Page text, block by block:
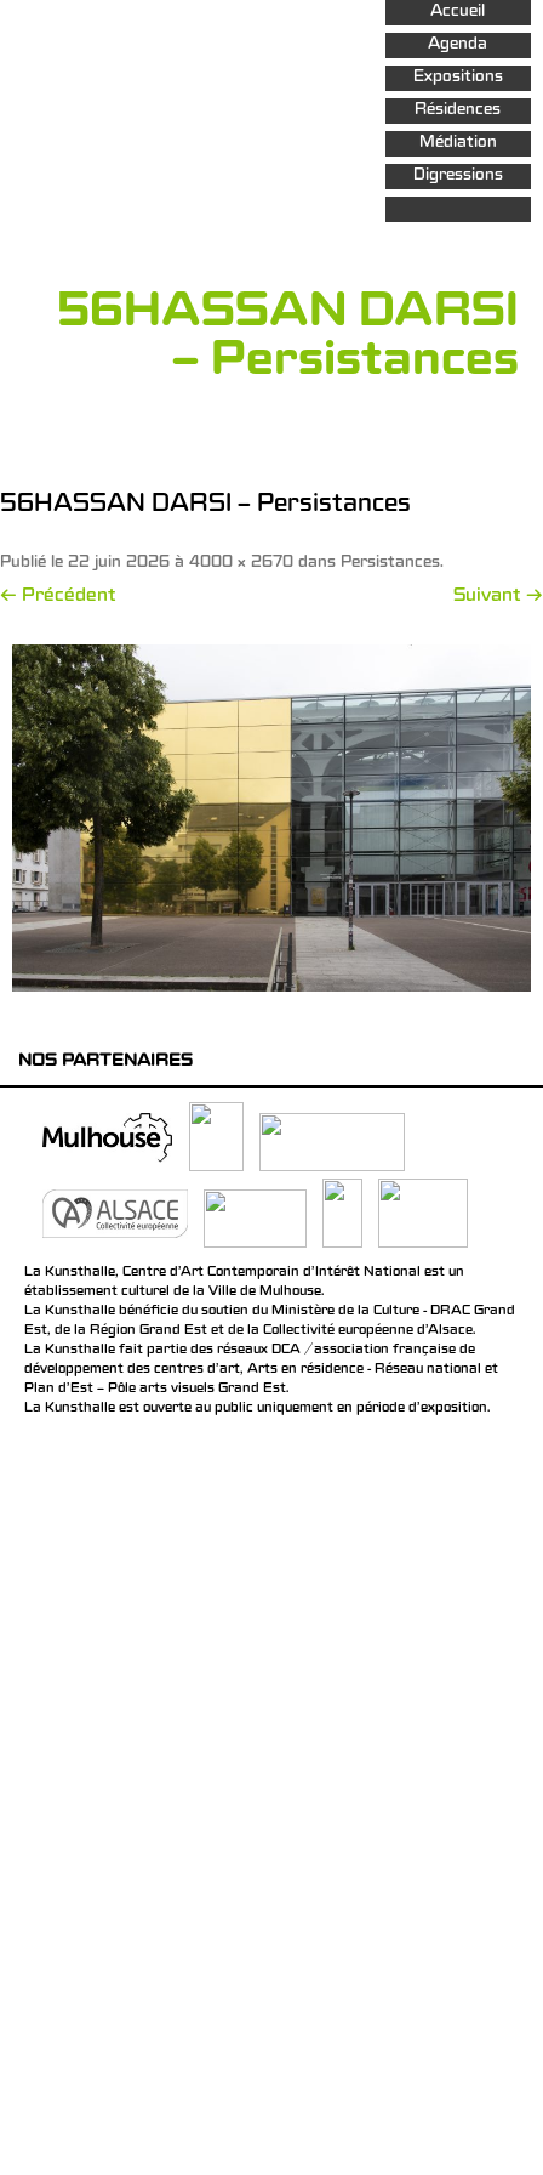
Aller au
contenu
principal
Accueil
Agenda
Expositions
Résidences
Médiation
Digressions
56HASSAN DARSI
– Persistances
56HASSAN DARSI – Persistances
Publié le 22 juin 2026 à 4000 × 2670 dans Persistances.
← Précédent Suivant →
NOS PARTENAIRES
La Kunsthalle, Centre d’Art Contemporain d’Intérêt National est un
établissement culturel de la Ville de Mulhouse.
La Kunsthalle bénéficie du soutien du Ministère de la Culture - DRAC Grand
Est, de la Région Grand Est et de la Collectivité européenne d’Alsace.
La Kunsthalle fait partie des réseaux DCA / association française de
développement des centres d'art, Arts en résidence - Réseau national et
Plan d’Est – Pôle arts visuels Grand Est.
La Kunsthalle est ouverte au public uniquement en période d'exposition.